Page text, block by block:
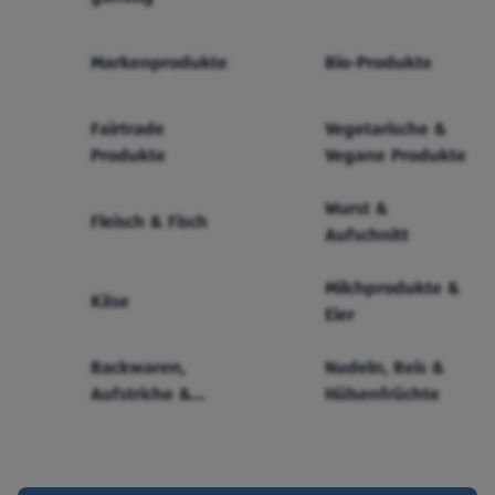
Markenprodukte Bio-Produkte
Fairtrade
Produkte
Vegetarische &
Vegane Produkte
Fleisch & Fisch
Wurst &
Aufschnitt
Käse
Milchprodukte &
Eier
Backwaren,
Aufstriche &
Nudeln, Reis &
Hülsenfrüchte